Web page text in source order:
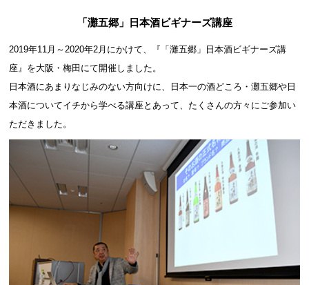
「灘五郷」日本酒ビギナーズ講座
2019年11月～2020年2月にかけて、『「灘五郷」日本酒ビギナーズ講
座』を大阪・梅田にて開催しました。
日本酒にあまりなじみのない方向けに、日本一の酒どころ・灘五郷や日
本酒についてイチから学べる講座とあって、たくさんの方々にご参加い
ただきました。